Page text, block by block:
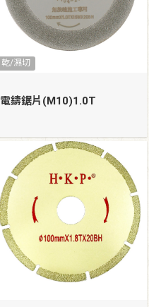
乾/濕切
電鑄鋸片(M10)1.0T